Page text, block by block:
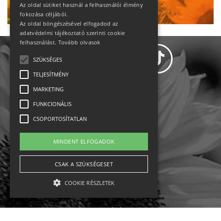
Állásajánlatok
Impresszum-kapcsolat
Jogi nyilatkozat
Rólunk
English
Az oldal sütiket használ a felhasználói élmény
fokozása céljából.
Az oldal böngészésével elfogadod az
adatvédelmi tájékoztató szerinti cookie
felhasználást. Tovább olvasok
SZÜKSÉGES
TELJESÍTMÉNY
MARKETING
FUNKCIONÁLIS
CSOPORTOSÍTATLAN
MINDENT ELFOGADOK
CSAK A SZÜKSÉGESET
COOKIE RÉSZLETEK